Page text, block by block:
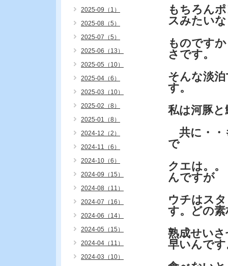
もちろん
スみたいな
ものです
さです。
そんな淡
す。
私は河豚
共に・・
で
クエは。
んですが
ウチはス
す。どの素
熟成せい
早いんで
2025-09（1）
2025-08（5）
2025-07（5）
2025-06（13）
2025-05（10）
2025-04（6）
2025-03（10）
2025-02（8）
2025-01（8）
2024-12（2）
2024-11（6）
2024-10（6）
2024-09（15）
2024-08（11）
2024-07（16）
2024-06（14）
2024-05（15）
2024-04（11）
2024-03（10）